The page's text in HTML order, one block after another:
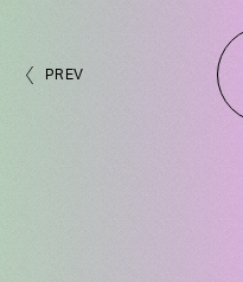
PREV